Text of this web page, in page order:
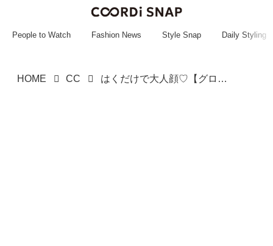
~~~~~~~~~~~
People to Watch Fashion News Style Snap Daily Styling
HOME CC はくだけで大人顔♡【グローバルワーク】無双できる！「ロングスカート」